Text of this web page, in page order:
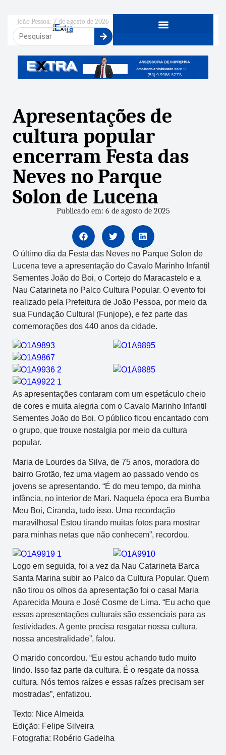
João Pessoa: 7 de agosto de 2026
Apresentações de
cultura popular
encerram Festa das
Neves no Parque
Solon de Lucena
Publicado em: 6 de agosto de 2025
O último dia da Festa das Neves no Parque Solon de
Lucena teve a apresentação do Cavalo Marinho Infantil
Sementes João do Boi, o Cortejo do Maracastelo e a
Nau Catarineta no Palco Cultura Popular. O evento foi
realizado pela Prefeitura de João Pessoa, por meio da
sua Fundação Cultural (Funjope), e fez parte das
comemorações dos 440 anos da cidade.
As apresentações contaram com um espetáculo cheio
de cores e muita alegria com o Cavalo Marinho Infantil
Sementes João do Boi. O público ficou encantado com
o grupo, que trouxe nostalgia por meio da cultura
popular.
Maria de Lourdes da Silva, de 75 anos, moradora do
bairro Grotão, fez uma viagem ao passado vendo os
jovens se apresentando. “É do meu tempo, da minha
infância, no interior de Mari. Naquela época era Bumba
Meu Boi, Ciranda, tudo isso. Uma recordação
maravilhosa! Estou tirando muitas fotos para mostrar
para minhas netas que não conhecem”, recordou.
Logo em seguida, foi a vez da Nau Catarineta Barca
Santa Marina subir ao Palco da Cultura Popular. Quem
não tirou os olhos da apresentação foi o casal Maria
Aparecida Moura e José Cosme de Lima. “Eu acho que
essas apresentações culturais são essenciais para as
festividades. A gente precisa resgatar nossa cultura,
nossa ancestralidade”, falou.
O marido concordou. “Eu estou achando tudo muito
lindo. Isso faz parte da cultura. É o resgate da nossa
cultura. Nós temos raízes e essas raízes precisam ser
mostradas”, enfatizou.
Texto: Nice Almeida
Edição: Felipe Silveira
Fotografia: Robério Gadelha